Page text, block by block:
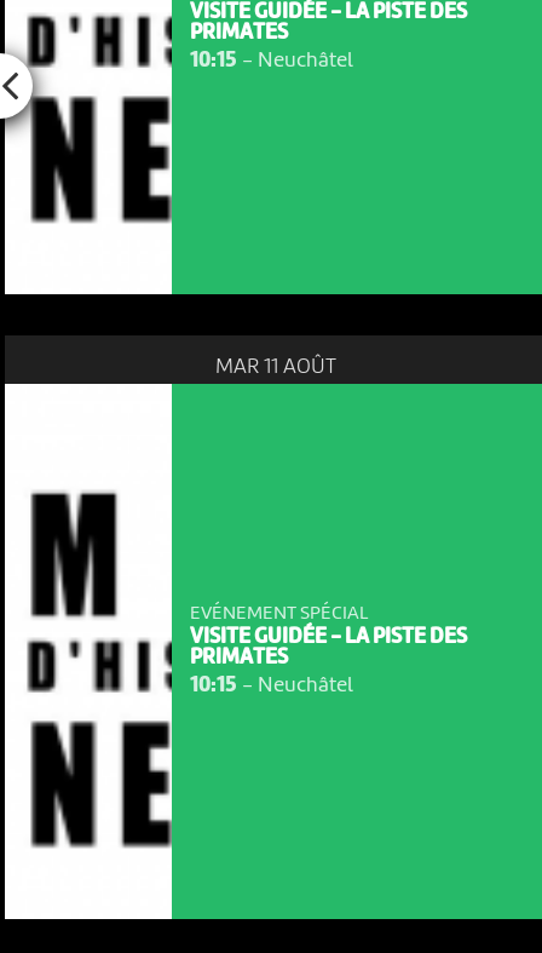
VISITE GUIDÉE - LA PISTE DES
PRIMATES
10:15 - Neuchâtel
MAR 11 AOÛT
EVÉNEMENT SPÉCIAL
VISITE GUIDÉE - LA PISTE DES
PRIMATES
10:15 - Neuchâtel